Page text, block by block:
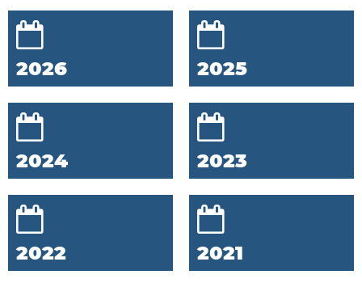
2026 2025
2024 2023
2022 2021